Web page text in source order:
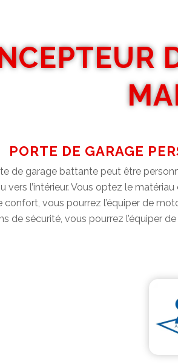
PORTE DE GARAGE
de garage battante peut être
vers l’intérieur. Vous optez le
confort, vous pourrez l’équiper de
de sécurité, vous pourrez l’équiper